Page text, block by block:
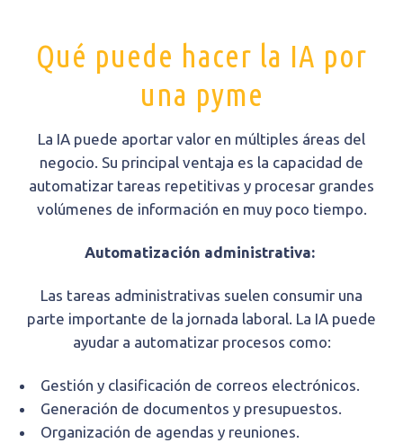
Qué puede hacer la IA por
una pyme
La IA puede aportar valor en múltiples áreas del
negocio. Su principal ventaja es la capacidad de
automatizar tareas repetitivas y procesar grandes
volúmenes de información en muy poco tiempo.
Automatización administrativa:
Las tareas administrativas suelen consumir una
parte importante de la jornada laboral. La IA puede
ayudar a automatizar procesos como:
Gestión y clasificación de correos electrónicos.
Generación de documentos y presupuestos.
Organización de agendas y reuniones.